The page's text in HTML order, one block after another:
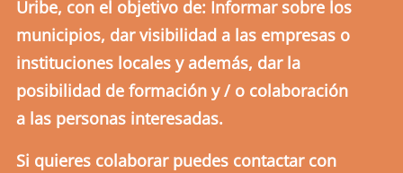
Uribe, con el objetivo de: Informar sobre los
municipios, dar visibilidad a las empresas o
instituciones locales y además, dar la
posibilidad de formación y / o colaboración
a las personas interesadas.
Si quieres colaborar puedes contactar con